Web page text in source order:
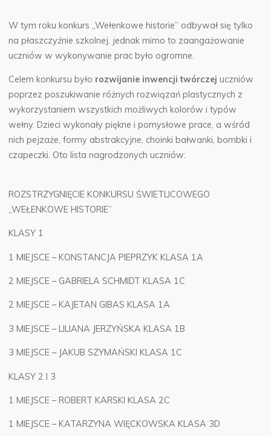
W tym roku konkurs „Wełenkowe historie” odbywał się tylko
na płaszczyźnie szkolnej, jednak mimo to zaangażowanie
uczniów w wykonywanie prac było ogromne.
Celem konkursu było rozwijanie inwencji twórczej uczniów
poprzez poszukiwanie różnych rozwiązań plastycznych z
wykorzystaniem wszystkich możliwych kolorów i typów
wełny. Dzieci wykonały piękne i pomysłowe prace, a wśród
nich pejzaże, formy abstrakcyjne, choinki bałwanki, bombki i
czapeczki. Oto lista nagrodzonych uczniów:
ROZSTRZYGNIĘCIE KONKURSU ŚWIETLICOWEGO
„WEŁENKOWE HISTORIE”
KLASY 1
1 MIEJSCE – KONSTANCJA PIEPRZYK KLASA 1A
2 MIEJSCE – GABRIELA SCHMIDT KLASA 1C
2 MIEJSCE – KAJETAN GIBAS KLASA 1A
3 MIEJSCE – LILIANA JERZYŃSKA KLASA 1B
3 MIEJSCE – JAKUB SZYMAŃSKI KLASA 1C
KLASY 2 I 3
1 MIEJSCE – ROBERT KARSKI KLASA 2C
1 MIEJSCE – KATARZYNA WIĘCKOWSKA KLASA 3D